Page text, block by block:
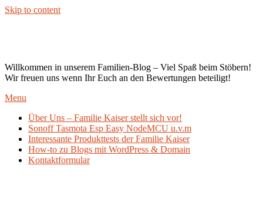
Skip to content
Willkommen in unserem Familien-Blog – Viel Spaß beim Stöbern!
Wir freuen uns wenn Ihr Euch an den Bewertungen beteiligt!
Menu
Über Uns – Familie Kaiser stellt sich vor!
Sonoff Tasmota Esp Easy NodeMCU u.v.m
Interessante Produkttests der Familie Kaiser
How-to zu Blogs mit WordPress & Domain
Kontaktformular